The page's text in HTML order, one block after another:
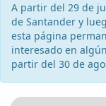
A partir del 29 de
de Santander y
esta página
interesado en
partir del 30 de